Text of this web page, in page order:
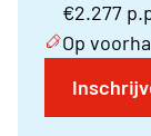
€2.277
Op